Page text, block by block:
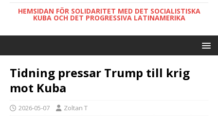
HEMSIDAN FÖR SOLIDARITET MED DET SOCIALISTISKA
KUBA OCH DET PROGRESSIVA LATINAMERIKA
Tidning pressar Trump till krig
mot Kuba
2026-05-07 Zoltan T